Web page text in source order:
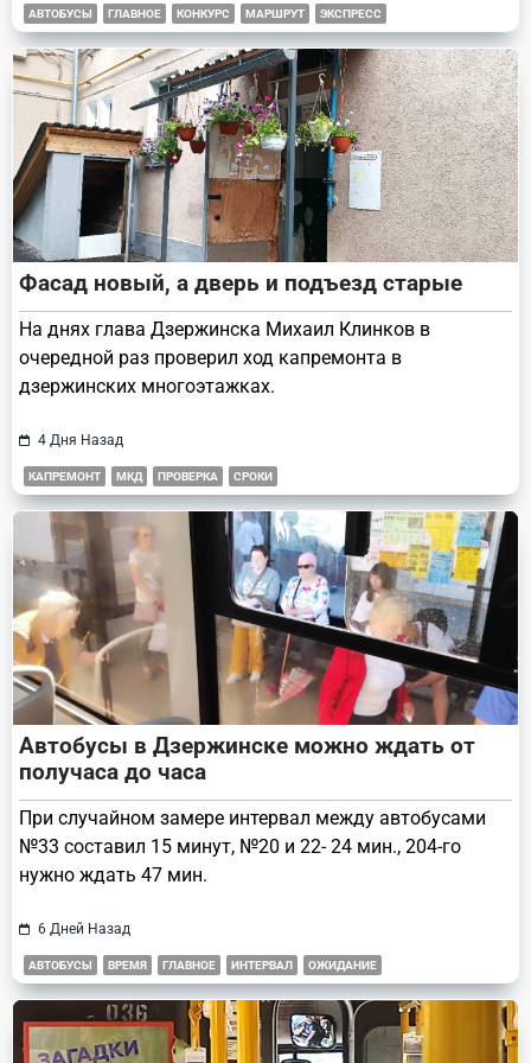
АВТОБУСЫ ГЛАВНОЕ КОНКУРС МАРШРУТ ЭКСПРЕСС
Фасад новый, а дверь и подъезд старые
На днях глава Дзержинска Михаил Клинков в
очередной раз проверил ход капремонта в
дзержинских многоэтажках.
4 Дня Назад
КАПРЕМОНТ МКД ПРОВЕРКА СРОКИ
Автобусы в Дзержинске можно ждать от
получаса до часа
При случайном замере интервал между автобусами
№33 составил 15 минут, №20 и 22- 24 мин., 204-го
нужно ждать 47 мин.
6 Дней Назад
АВТОБУСЫ ВРЕМЯ ГЛАВНОЕ ИНТЕРВАЛ ОЖИДАНИЕ